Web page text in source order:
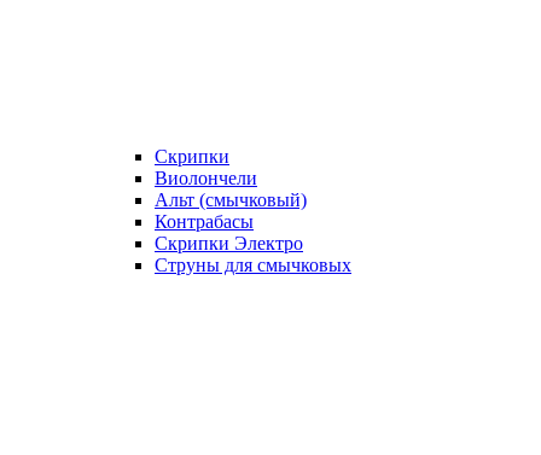
Скрипки
Виолончели
Альт (смычковый)
Контрабасы
Скрипки Электро
Струны для смычковых